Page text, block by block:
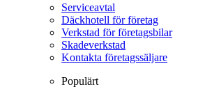
Serviceavtal
Däckhotell för företag
Verkstad för företagsbilar
Skadeverkstad
Kontakta företagssäljare
Populärt